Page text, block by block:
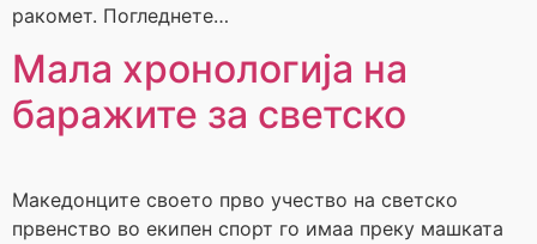
ракомет. Погледнете…
Мала хронологија на
баражите за светско
Македонците своето прво учество на светско
првенство во екипен спорт го имаа преку машката